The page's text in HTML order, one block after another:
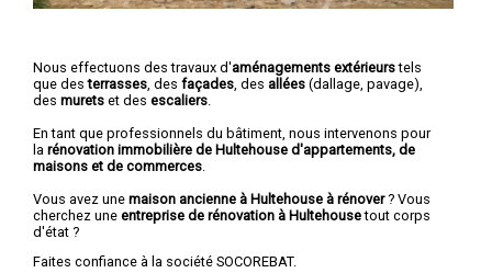
Nous effectuons des travaux d'aménagements extérieurstels
que desterrasses , des façades , des allées (dallage, pavage),
des murets et des escaliers
En tant que professionnels du bâtiment, nous intervenons pour
la rénovation immobilière de Hultehouse d'appartements, de
maisons et de commerces
Vous avez une maison ancienne à Hultehouse à rénover? Vous
cherchez une entreprise de rénovation à Hultehousetout corps
d'état ?
Faites confiance à la société SOCOREBAT.